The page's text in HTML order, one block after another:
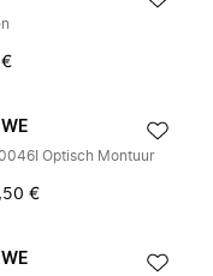
€
Optisch Montuur
€